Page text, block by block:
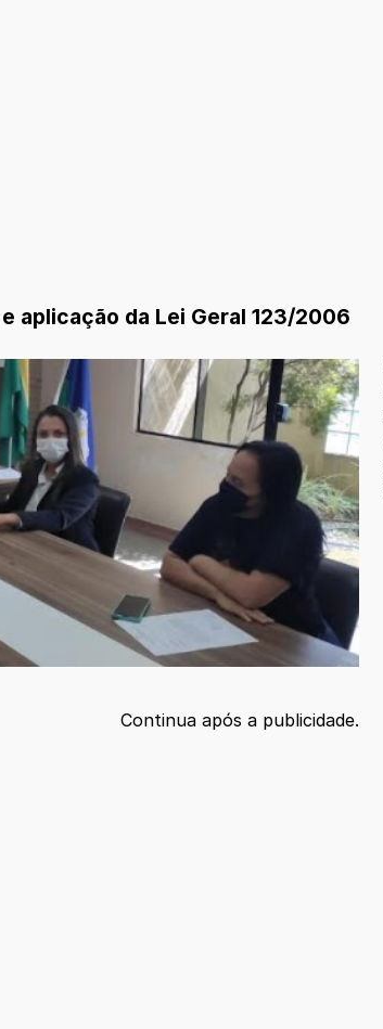
aplicação da Lei Geral 123/2006
Continua após a publicidade.